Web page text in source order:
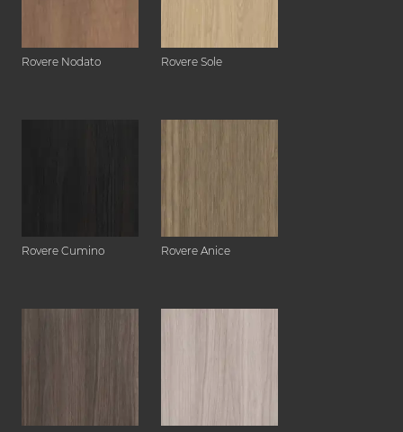
Rovere Nodato Rovere Sole
Rovere Cumino Rovere Anice